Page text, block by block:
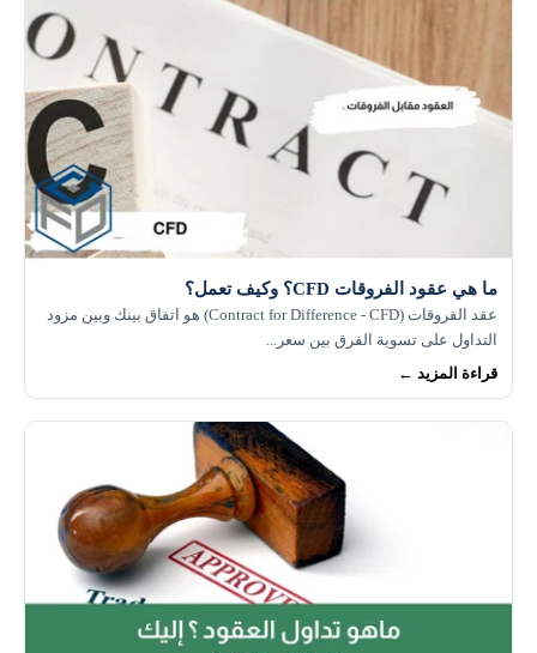
ما هي عقود الفروقات CFD؟ وكيف تعمل؟
عقد الفروقات (Contract for Difference - CFD) هو اتفاق بينك وبين مزود
التداول على تسوية الفرق بين سعر...
قراءة المزيد ←